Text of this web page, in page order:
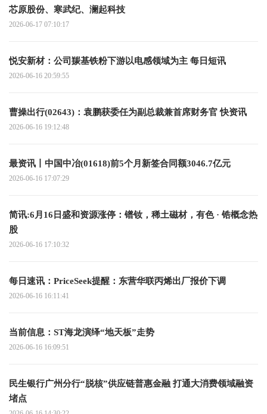
芯原股份、寒武纪、澜起科技
2026-06-17 07:10:17
悦安新材：公司羰基铁粉下游以电感领域为主 每日短讯
2026-06-16 20:59:55
曹操出行(02643)：袁鹏获委任为副总裁兼首席财务官 快资讯
2026-06-16 19:12:48
最资讯丨中国中冶(01618)前5个月新签合同额3046.7亿元
2026-06-16 17:07:29
简讯:6月16日盛和资源涨停：镨钕，稀土磁材，有色 · 锆概念热
股
2026-06-16 17:10:32
每日速讯：PriceSeek提醒：东营华联丙烯出厂报价下调
2026-06-16 16:11:41
当前信息：ST海龙演绎“地天板”走势
2026-06-16 16:09:51
民生银行广州分行“脱核”供应链普惠金融 打通大消费领域融资
堵点